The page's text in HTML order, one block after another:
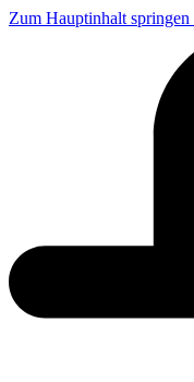
Zum Hauptinhalt springen